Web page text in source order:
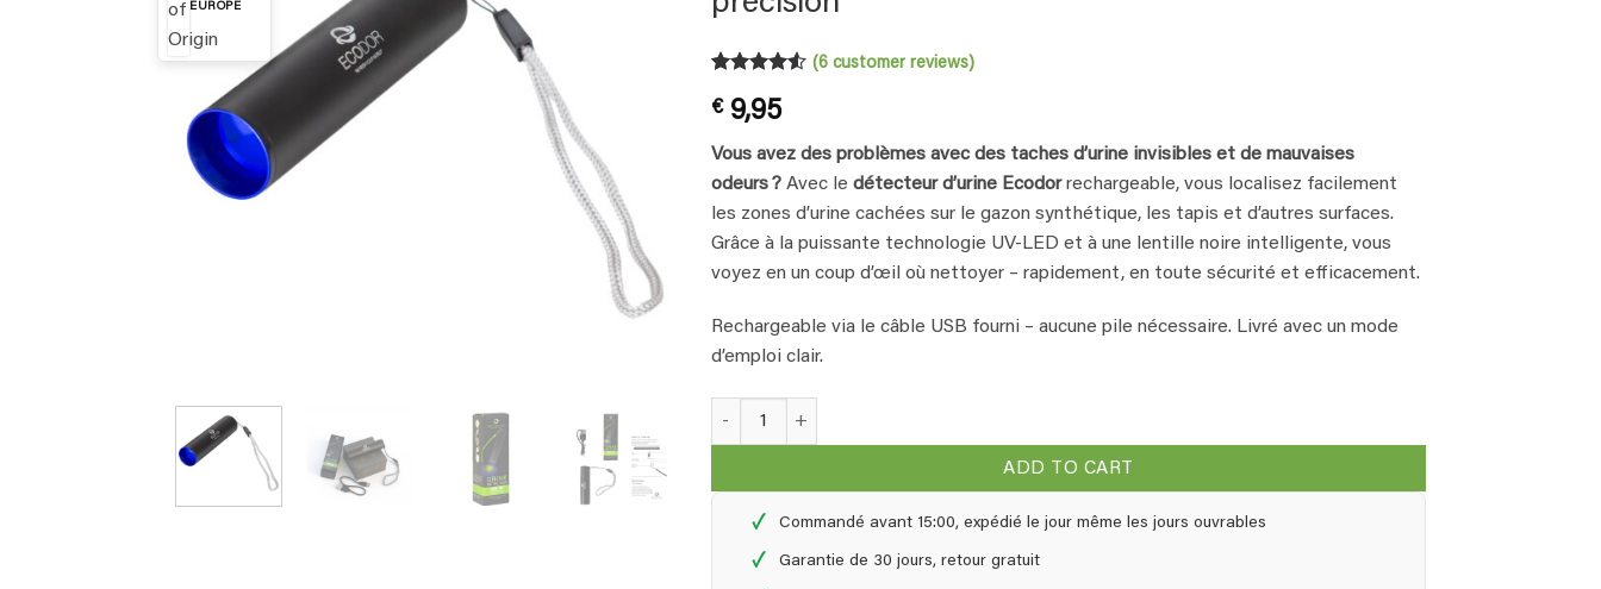
EUROPE
out of 5
based on
customer
ratings
(6customer reviews)
€9,95
Vous avez des problèmes avec des taches d’urine invisibles et de mauvaises
odeurs ? Avec le détecteur d’urine Ecodorrechargeable, vous localisez facilement
les zones d’urine cachées sur le gazon synthétique, les tapis et d’autres surfaces.
Grâce à la puissante technologie UV‑LED et à une lentille noire intelligente, vous
voyez en un coup d’œil où nettoyer – rapidement, en toute sécurité et efficacement.
Rechargeable via le câble USB fourni – aucune pile nécessaire. Livré avec un mode
d’emploi clair.
Ecodor détecteur d’urine (rechargeable) – Détectez les taches d’urine rapidement et avec précision quantity
ADD TO CART
✓ Commandé avant 15:00, expédié le jour même les jours ouvrables
✓ Garantie de 30 jours, retour gratuit